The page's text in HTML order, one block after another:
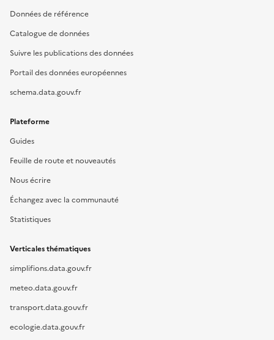
Données de référence
Catalogue de données
Suivre les publications des données
Portail des données européennes
schema.data.gouv.fr
Plateforme
Guides
Feuille de route et nouveautés
Nous écrire
Échangez avec la communauté
Statistiques
Verticales thématiques
simplifions.data.gouv.fr
meteo.data.gouv.fr
transport.data.gouv.fr
ecologie.data.gouv.fr